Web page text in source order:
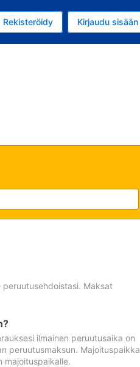
dollari
Rekisteröidy Kirjaudu sisään
Maksat
ilmainen peruutusaika on
peruutusmaksun. Majoituspaikka
majoituspaikalle.